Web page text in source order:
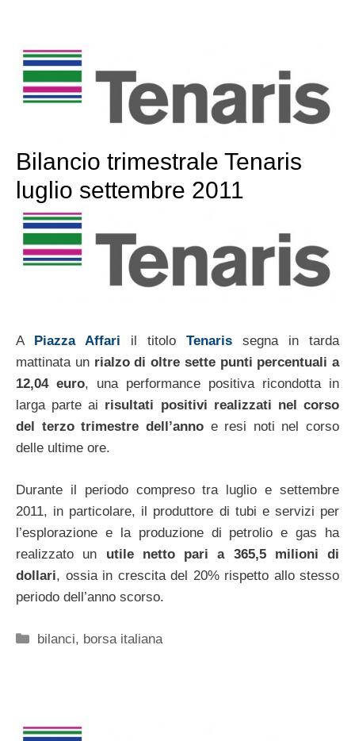
Bilancio trimestrale Tenaris
luglio settembre 2011
A Piazza Affari il titolo Tenaris segna in tarda
mattinata un rialzo di oltre sette punti percentuali a
12,04 euro, una performance positiva ricondotta in
larga parte ai risultati positivi realizzati nel corso
del terzo trimestre dell’annoe resi noti nel corso
delle ultime ore.
Durante il periodo compreso tra luglio e settembre
2011, in particolare, il produttore di tubi e servizi per
l’esplorazione e la produzione di petrolio e gas ha
realizzato un utile netto pari a 365,5 milioni di
dollari, ossia in crescita del 20% rispetto allo stesso
periodo dell’anno scorso.
Categorie
bilanci, borsa italiana